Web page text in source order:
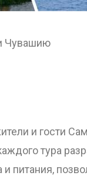
Чувашию
и гости
тура
питания,